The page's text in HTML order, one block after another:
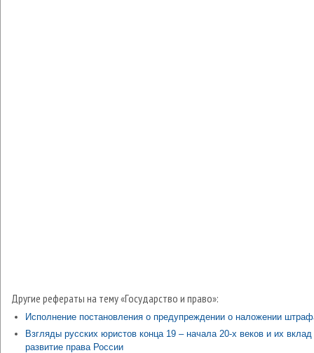
Другие рефераты на тему «Государство и право»:
Исполнение постановления о предупреждении о наложении
Взгляды русских юристов конца 19 – начала 20-х веков и их вклад
развитие права России